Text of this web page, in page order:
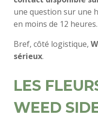
une question sur une
en moins de 12 heures.
Bref, côté logistique,
sérieux.
LES
WEED